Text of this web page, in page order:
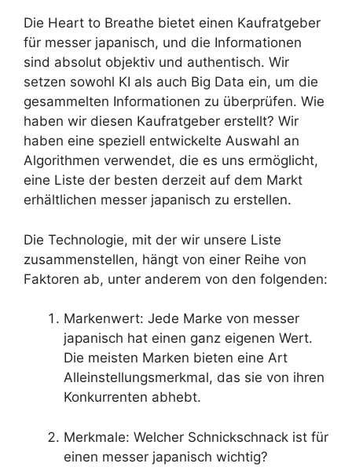
Die Heart to Breathe bietet einen Kaufratgeber
für messer japanisch, und die Informationen
sind absolut objektiv und authentisch. Wir
setzen sowohl KI als auch Big Data ein, um die
gesammelten Informationen zu überprüfen. Wie
haben wir diesen Kaufratgeber erstellt? Wir
haben eine speziell entwickelte Auswahl an
Algorithmen verwendet, die es uns ermöglicht,
eine Liste der besten derzeit auf dem Markt
erhältlichen messer japanisch zu erstellen.
Die Technologie, mit der wir unsere Liste
zusammenstellen, hängt von einer Reihe von
Faktoren ab, unter anderem von den folgenden:
Markenwert: Jede Marke von messer
japanisch hat einen ganz eigenen Wert.
Die meisten Marken bieten eine Art
Alleinstellungsmerkmal, das sie von ihren
Konkurrenten abhebt.
Merkmale: Welcher Schnickschnack ist für
einen messer japanisch wichtig?